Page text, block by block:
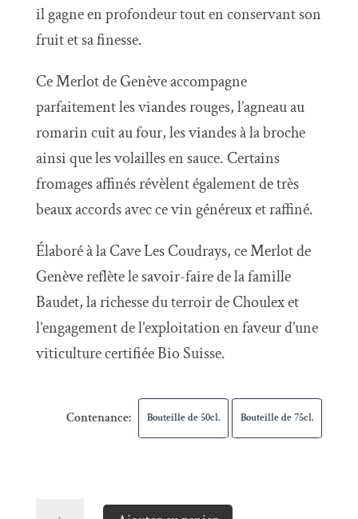
il gagne en profondeur tout en conservant son
fruit et sa finesse.
Ce Merlot de Genève accompagne
parfaitement les viandes rouges, l’agneau au
romarin cuit au four, les viandes à la broche
ainsi que les volailles en sauce. Certains
fromages affinés révèlent également de très
beaux accords avec ce vin généreux et raffiné.
Élaboré à la Cave Les Coudrays, ce Merlot de
Genève reflète le savoir-faire de la famille
Baudet, la richesse du terroir de Choulex et
l’engagement de l’exploitation en faveur d’une
viticulture certifiée Bio Suisse.
Contenance: Bouteille de 50cl. Bouteille de 75cl.